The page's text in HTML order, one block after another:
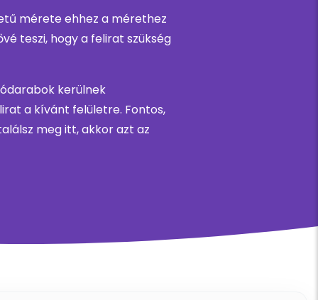
mérete ehhez a mérethez
teszi, hogy a felirat szükség
kerülnek
a kívánt felületre. Fontos,
meg itt, akkor azt az